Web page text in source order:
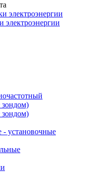
электроэнергии
электроэнергии
- установочные